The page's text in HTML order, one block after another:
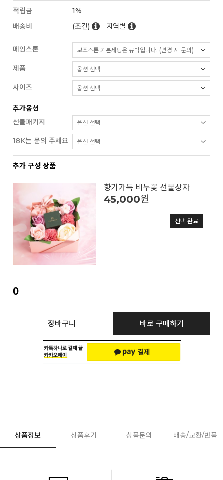
적립금
1%
배송비
(조건) 지역별
메인스톤
제품
사이즈
추가옵션
선물패키지
18K는 문의 주세요
추가 구성 상품
향기가득 비누꽃 선물상자
45,000원
선택 완료
0
장바구니 바로 구매하기
상품정보 상품후기 상품문의 배송/교환/반품